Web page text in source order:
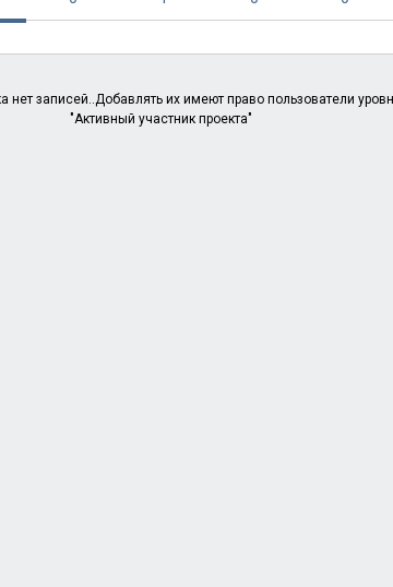
нет записей..Добавлять их имеют право пользователи
"Активный участник проекта"